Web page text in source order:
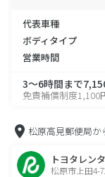
代表車種
ボディタイプ
営業時間
3～6時間まで
免責補償制度1,100
松原高見郵便局か
トヨタレン
松原市上田4-